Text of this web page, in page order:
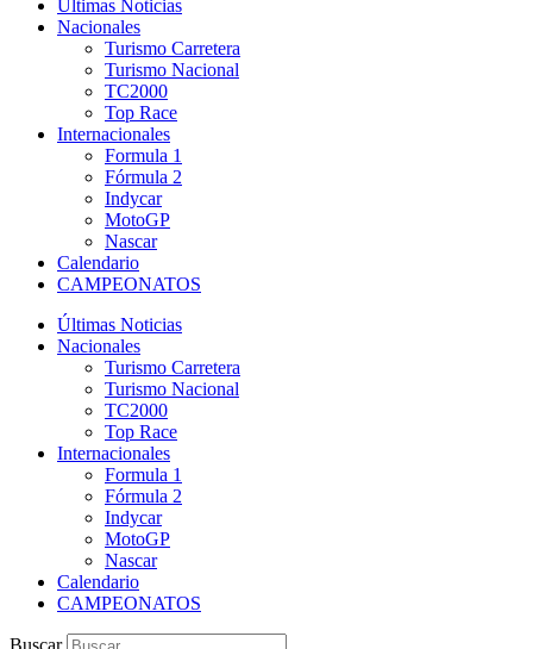
Últimas Noticias
Nacionales
Turismo Carretera
Turismo Nacional
TC2000
Top Race
Internacionales
Formula 1
Fórmula 2
Indycar
MotoGP
Nascar
Calendario
CAMPEONATOS
Últimas Noticias
Nacionales
Turismo Carretera
Turismo Nacional
TC2000
Top Race
Internacionales
Formula 1
Fórmula 2
Indycar
MotoGP
Nascar
Calendario
CAMPEONATOS